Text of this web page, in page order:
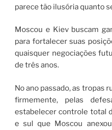
parece tão ilusória quanto
Moscou e Kiev buscam
para fortalecer suas
quaisquer negociações
de três anos.
No ano passado, as tropas
firmemente, pelas
estabelecer controle total
e sul que Moscou